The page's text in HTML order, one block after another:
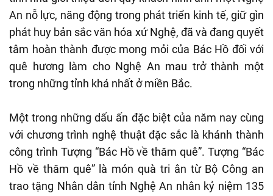
An nỗ lực, năng động trong phát triển kinh tế, giữ gìn
phát huy bản sắc văn hóa xứ Nghệ, đã và đang quyết
tâm hoàn thành được mong mỏi của Bác Hồ đối với
quê hương làm cho Nghệ An mau trở thành một
trong những tỉnh khá nhất ở miền Bắc.
Một trong những dấu ấn đặc biệt của năm nay cùng
với chương trình nghệ thuật đặc sắc là khánh thành
công trình Tượng “Bác Hồ về thăm quê”. Tượng “Bác
Hồ về thăm quê” là món quà tri ân từ Bộ Công an
trao tặng Nhân dân tỉnh Nghệ An nhân kỷ niệm 135